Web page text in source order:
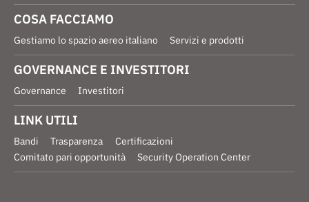
COSA FACCIAMO
Gestiamo lo spazio aereo italiano Servizi e prodotti
GOVERNANCE E INVESTITORI
Governance Investitori
LINK UTILI
Bandi Trasparenza
Certificazioni
Comitato pari opportunità
Security Operation Center